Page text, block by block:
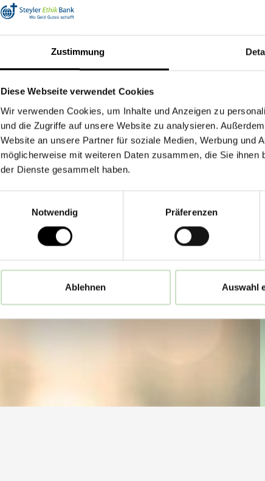
Zustimmung
Diese Webseite verwendet Cookies
Wir verwenden Cookies, um Inhalte und Anzeigen zu
und die Zugriffe auf unsere Website zu analysieren.
Website an unsere Partner für soziale Medien, Werbung und
möglicherweise mit weiteren Daten zusammen, die Sie
der Dienste gesammelt haben.
Notwendig
Präferenzen
Ablehnen Auswahl